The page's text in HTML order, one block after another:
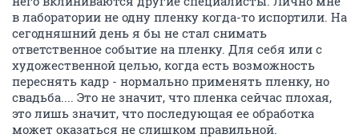
в лаборатории не одну пленку когда-то испортили. На
сегодняшний день я бы не стал снимать
ответственное событие на пленку. Для себя или с
художественной целью, когда есть возможность
переснять кадр - нормально применять пленку, но
свадьба.... Это не значит, что пленка сейчас плохая,
это лишь значит, что последующая ее обработка
может оказаться не слишком правильной.